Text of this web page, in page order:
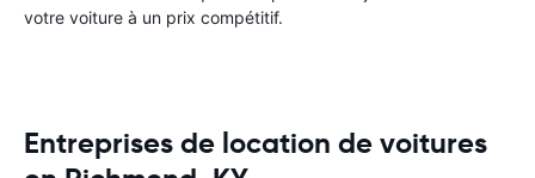
votre voiture à un prix compétitif.
Entreprises de location de voitures